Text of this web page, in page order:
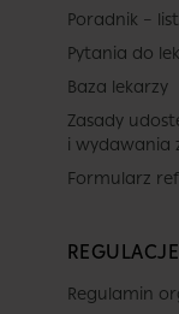
Poradnik –
Pytania do
Baza lekarzy
Zasady
i wydawania
Formularz
REGULACJE
Regulamin